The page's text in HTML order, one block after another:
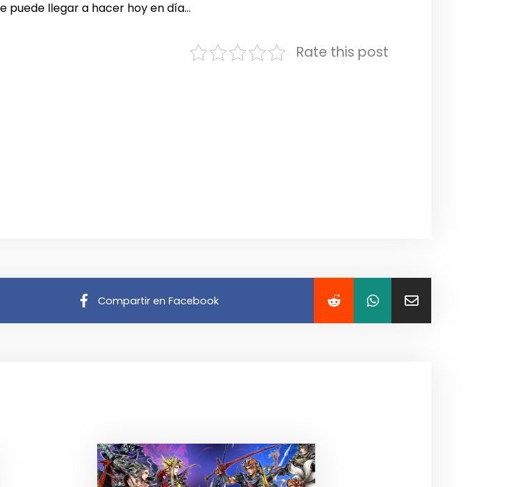
puede llegar a hacer hoy en día…
Rate this post
Compartir en Facebook